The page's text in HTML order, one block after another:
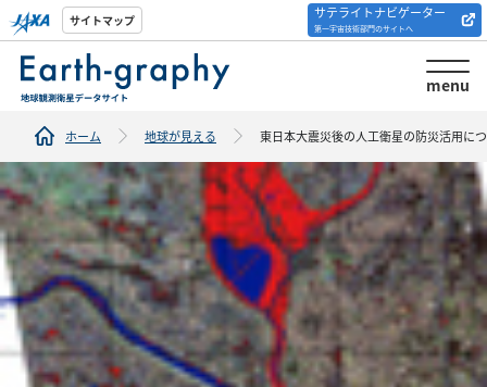
サイトマップ サテライトナビゲーター
第一宇宙技術部門のサイトへ
menu
解析ツール/サイトの
紹介
ホーム 地球が見える 東日本大震災後の人工衛星の防災活用に